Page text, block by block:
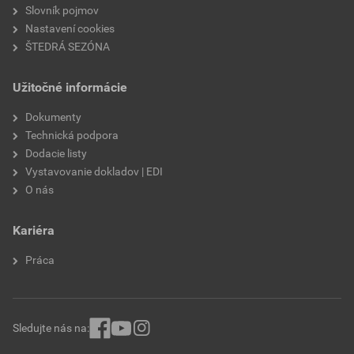
Slovník pojmov
Nastavení cookies
ŠTEDRÁ SEZÓNA
Užitočné informácie
Dokumenty
Technická podpora
Dodacie listy
Vystavovanie dokladov | EDI
O nás
Kariéra
Práca
Sledujte nás na: